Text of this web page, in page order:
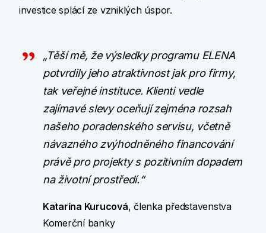
investice splácí ze vzniklých úspor.
„Těší mě, že výsledky programu ELENA
potvrdily jeho atraktivnost jak pro firmy,
tak veřejné instituce. Klienti vedle
zajímavé slevy oceňují zejména rozsah
našeho poradenského servisu, včetně
návazného zvýhodněného financování
právě pro projekty s pozitivním dopadem
na životní prostředí.“
Katarína Kurucová, členka představenstva
Komerční banky